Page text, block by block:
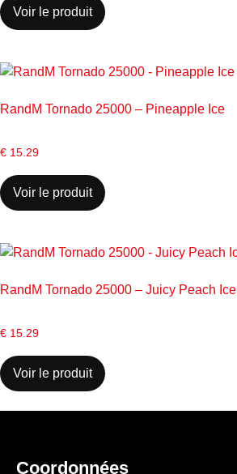
Voir le produit
RandM Tornado 25000 – Pineapple Ice
€ 15.29
Voir le produit
RandM Tornado 25000 – Juicy Peach Ice
€ 15.29
Voir le produit
Coordonnées